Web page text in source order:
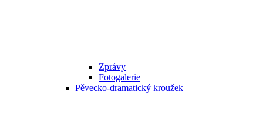
Zprávy
Fotogalerie
Pěvecko-dramatický kroužek